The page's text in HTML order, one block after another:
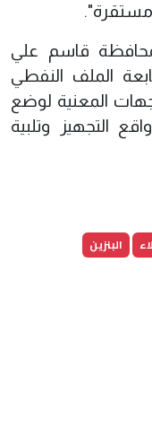
مستقرة".
قاسم علي
الملف النفطي
المعنية لوضع
التجهيز وتلبية
البنزين